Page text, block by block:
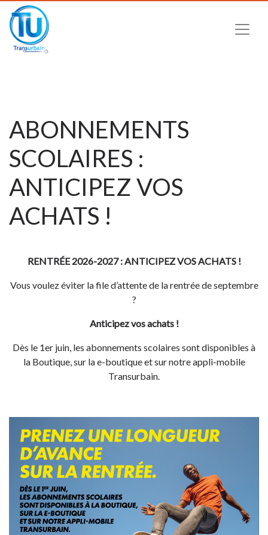
ABONNEMENTS
SCOLAIRES :
ANTICIPEZ VOS
ACHATS !
RENTRÉE 2026-2027 : ANTICIPEZ VOS ACHATS !
Vous voulez éviter la file d’attente de la rentrée de septembre
?
Anticipez vos achats !
Dès le 1er juin, les abonnements scolaires sont disponibles à
la Boutique, sur la e-boutique et sur notre appli-mobile
Transurbain.